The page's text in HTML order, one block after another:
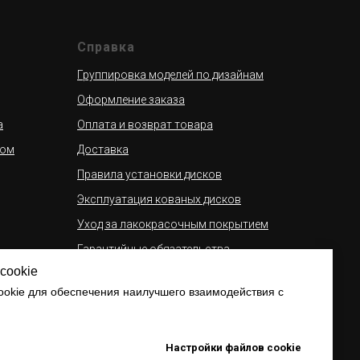
для обеспечения наилучшего взаимодействия с
Настройки файлов cookie
Справка
Группировка моделей по дизайнам
Оформление заказа
Оплата и возврат товара
Доставка
Правила установки дисков
Эксплуатация кованых дисков
Уход за лакокрасочным покрытием
Гарантийные обязательства
Партнерская программа для